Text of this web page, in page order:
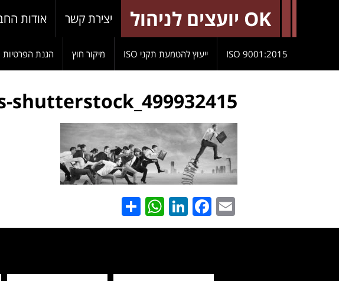
OK יועצים לניהול יצירת קשר אודות
9001:2015 ISO ייעוץ להטמעת תקני ISO מיקור חוץ הגנת הפרטיות
shutterstock_499932415
Email
Facebook
LinkedIn
WhatsApp